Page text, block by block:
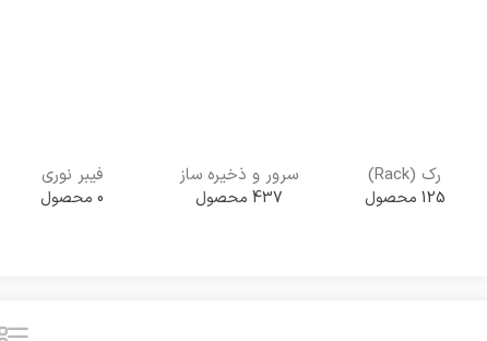
رک (Rack)
125 محصول
سرور و ذخیره ساز
437 محصول
فیبر نوری
0 محصول